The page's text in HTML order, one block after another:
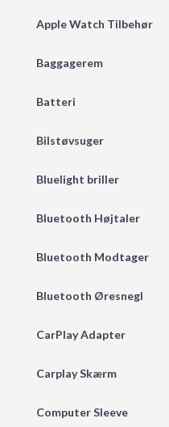
Apple Watch Tilbehør
Baggagerem
Batteri
Bilstøvsuger
Bluelight briller
Bluetooth Højtaler
Bluetooth Modtager
Bluetooth Øresnegl
CarPlay Adapter
Carplay Skærm
Computer Sleeve